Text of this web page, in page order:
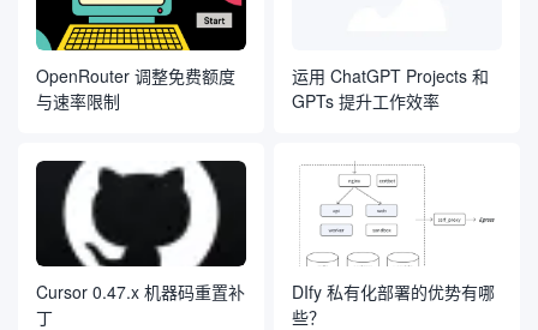
OpenRouter 调整免费额度
与速率限制
运用 ChatGPT Projects 和
GPTs 提升工作效率
Cursor 0.47.x 机器码重置补
丁
DIfy 私有化部署的优势有哪
些？